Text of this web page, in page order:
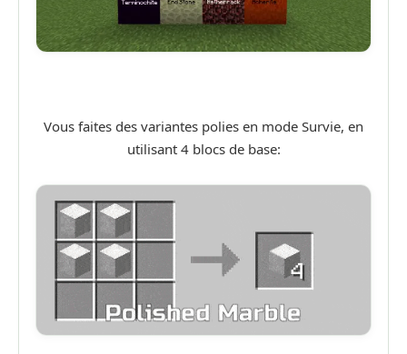
Vous faites des variantes polies en mode Survie, en
utilisant 4 blocs de base: